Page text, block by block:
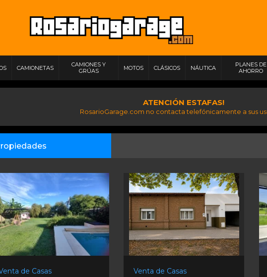
CAMIONETAS
CAMIONES Y
GRÚAS
MOTOS CLÁSICOS NÁUTICA
PLANES DE
AHORRO
ATENCIÓN ESTAFAS!
RosarioGarage.com no contacta telefónicamente a sus
de Casas
Venta de Casas